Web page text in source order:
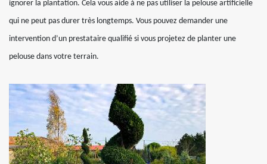
ignorer la plantation. Cela vous aide à ne pas utiliser la pelouse artificielle
qui ne peut pas durer très longtemps. Vous pouvez demander une
intervention d’un prestataire qualifié si vous projetez de planter une
pelouse dans votre terrain.